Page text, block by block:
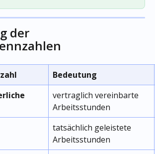
der
Bedeutung
vertraglich vereinbarte
Arbeitsstunden
tatsächlich geleistete
Arbeitsstunden